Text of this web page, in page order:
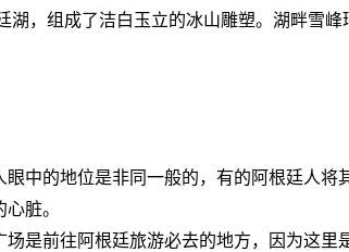
湖，组成了洁白玉立的冰山雕塑。湖畔雪峰
眼中的地位是非同一般的，有的阿根廷人将
心脏。
场是前往阿根廷旅游必去的地方，因为这里